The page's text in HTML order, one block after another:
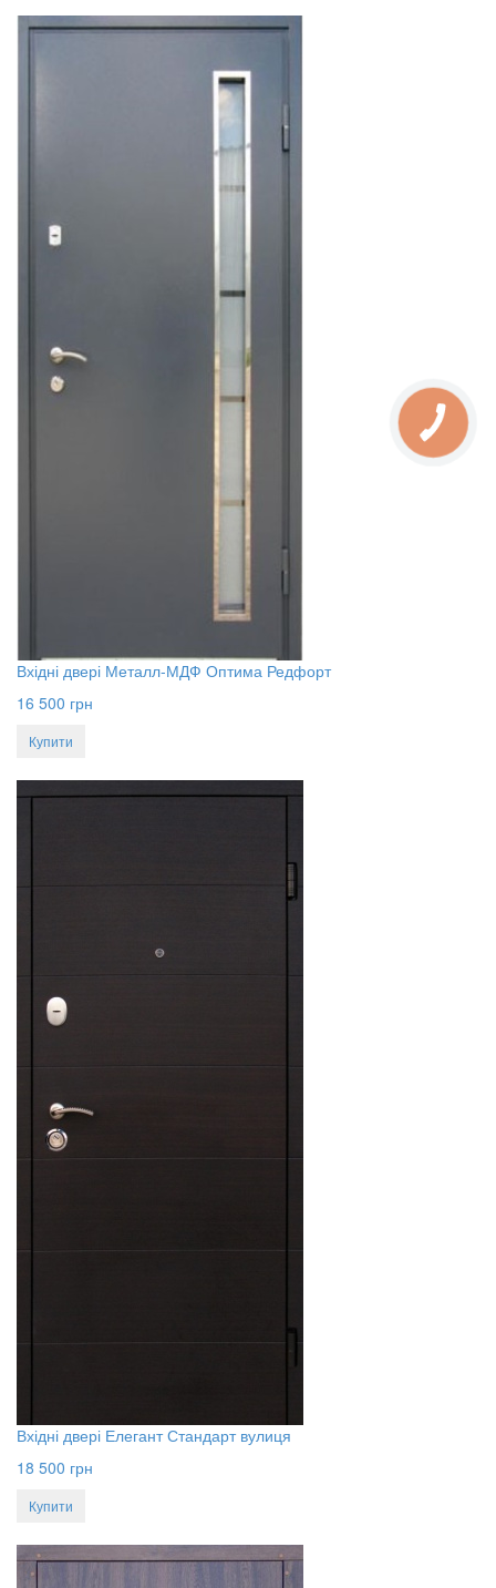
Вхідні двері Металл-МДФ Оптима Редфорт
16 500 грн
Купити
Вхідні двері Елегант Стандарт вулиця
18 500 грн
Купити